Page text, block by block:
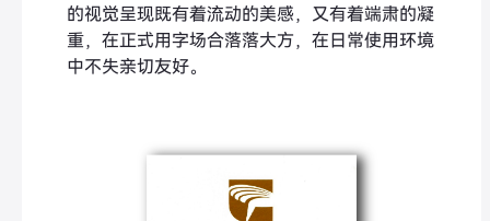
的视觉呈现既有着流动的美感，又有着端肃的凝
重，在正式用字场合落落大方，在日常使用环境
中不失亲切友好。